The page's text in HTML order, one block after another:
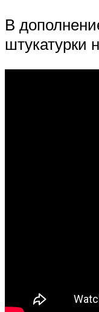
В
штукатурки